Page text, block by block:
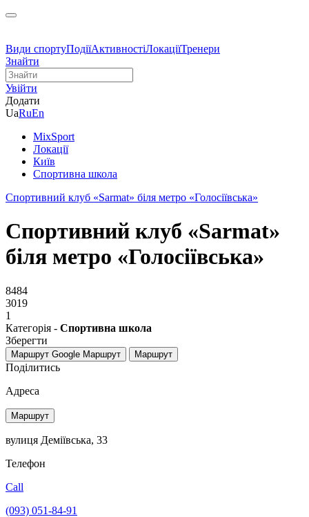
Види спортуПодіїАктивностіЛокаціїТренери
Знайти
Увійти
Додати
UaRuEn
MixSport
Локації
Київ
Спортивна школа
Спортивний клуб «Sarmat» біля метро «Голосіївська»
Спортивний клуб «Sarmat»
біля метро «Голосіївська»
8484
3019
1
Категорія - Спортивна школа
Зберегти
Маршрут Google Маршрут Маршрут
Поділитись
Адреса
Маршрут
вулиця Деміївська, 33
Телефон
Call
(093) 051-84-91